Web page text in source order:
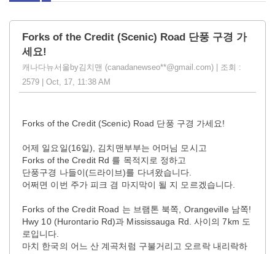
Forks of the Credit (Scenic) Road 단풍 구경 가
세요!
캐나다뉴서울by김치맨 (canadanewseo**@gmail.com) | 조회 :
2579 | Oct, 17, 11:38 AM
Forks of the Credit (Scenic) Road 단풍 구경 가세요!
어제 일요일(16일), 김치맨부부는 어머님 모시고
Forks of the Credit Rd 를 목적지로 정하고
단풍구경 나들이(드라이브)를 다녀왔습니다.
어쩌면 이번 주가 피크 겸 마지막이 될 지 모르겠습니다.
Forks of the Credit Road 는 브램톤 북쪽, Orangeville 남쪽!
Hwy 10 (Hurontario Rd)과 Mississauga Rd. 사이의 7km 도
로입니다.
마치 한국의 어느 산 계곡처럼 구불거리고 오르락 내리락하